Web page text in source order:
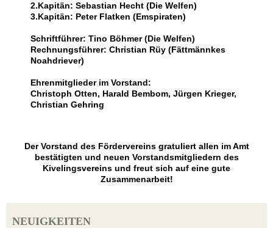
2.Kapitän: Sebastian Hecht (Die Welfen)
3.Kapitän: Peter Flatken (Emspiraten)
Schriftführer: Tino Böhmer (Die Welfen)
Rechnungsführer: Christian Rüy (Fättmännkes
Noahdriever)
Ehrenmitglieder im Vorstand:
Christoph Otten, Harald Bembom, Jürgen Krieger,
Christian Gehring
Der Vorstand des Fördervereins gratuliert allen im Amt
bestätigten und neuen Vorstandsmitgliedern des
Kivelingsvereins und freut sich auf eine gute
Zusammenarbeit!
NEUIGKEITEN